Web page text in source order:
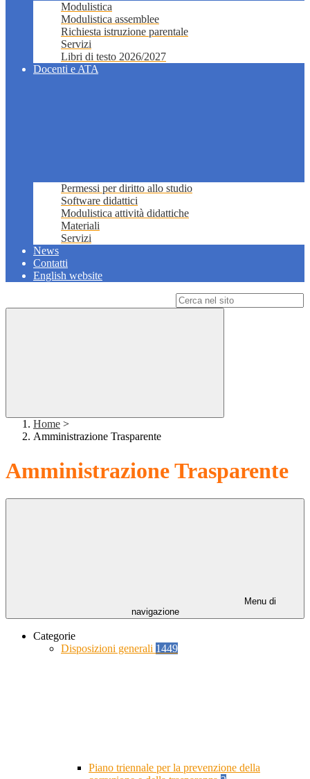
Modulistica
Modulistica assemblee
Richiesta istruzione parentale
Servizi
Libri di testo 2026/2027
Docenti e ATA
Permessi per diritto allo studio
Software didattici
Modulistica attività didattiche
Materiali
Servizi
News
Contatti
English website
Home >
Amministrazione Trasparente
Amministrazione Trasparente
Menu di
navigazione
Categorie
Disposizioni generali 1449
Piano triennale per la prevenzione della